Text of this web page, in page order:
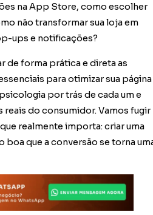
na App Store, como escolher
não transformar sua loja em
ups e notificações?
de forma prática e direta as
para otimizar sua página
por trás de cada um e
do consumidor. Vamos fugir
realmente importa: criar uma
que a conversão se torna